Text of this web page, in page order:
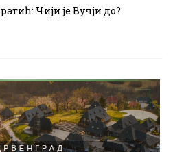
Чији је Вучји до?